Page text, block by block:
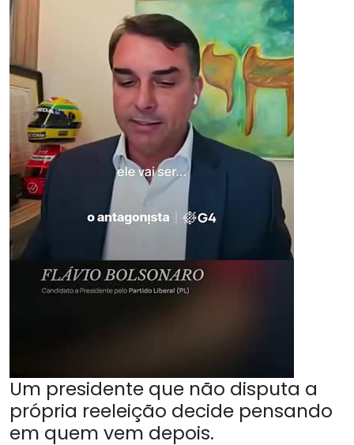
Um presidente que não disputa a
própria reeleição decide pensando
em quem vem depois.